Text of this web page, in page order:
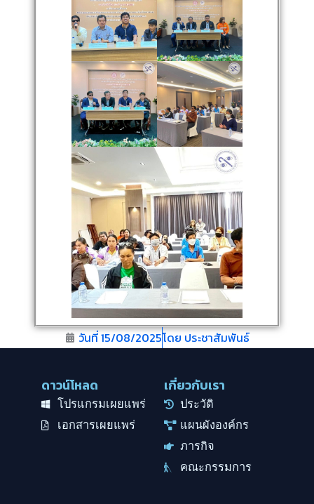
วันที่15/08/2025โดย ประชาสัมพันธ์
ดาวน์โหลด
โปรแกรมเผยแพร่
เอกสารเผยแพร่
เกี่ยวกับเรา
ประวัติ
แผนผังองค์กร
ภารกิจ
คณะกรรมการ